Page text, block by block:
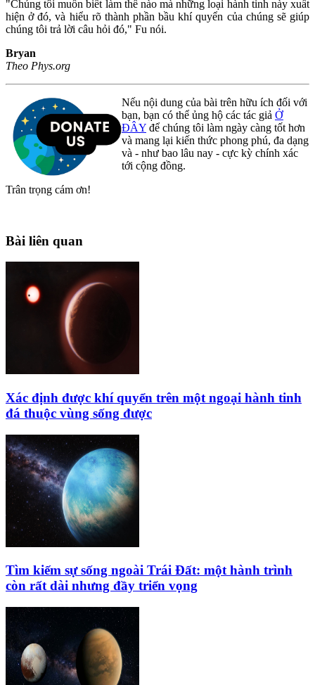
"Chúng tôi muốn biết làm thế nào mà những loại hành tinh này xuất
hiện ở đó, và hiểu rõ thành phần bầu khí quyển của chúng sẽ giúp
chúng tôi trả lời câu hỏi đó," Fu nói.
Bryan
Theo Phys.org
Nếu nội dung của bài trên hữu ích đối với
bạn, bạn có thể ủng hộ các tác giả Ở
ĐÂY để chúng tôi làm ngày càng tốt hơn
và mang lại kiến thức phong phú, đa dạng
và - như bao lâu nay - cực kỳ chính xác
tới cộng đồng.
Trân trọng cám ơn!
Bài liên quan
Xác định được khí quyển trên một ngoại hành tinh
đá thuộc vùng sống được
Tìm kiếm sự sống ngoài Trái Đất: một hành trình
còn rất dài nhưng đầy triển vọng